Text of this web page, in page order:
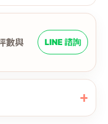
數與
LINE 諮詢